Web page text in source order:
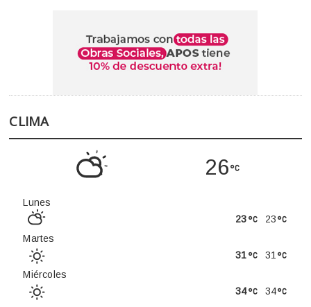
CLIMA
26
Lunes
23
23
Martes
31
31
Miércoles
34
34